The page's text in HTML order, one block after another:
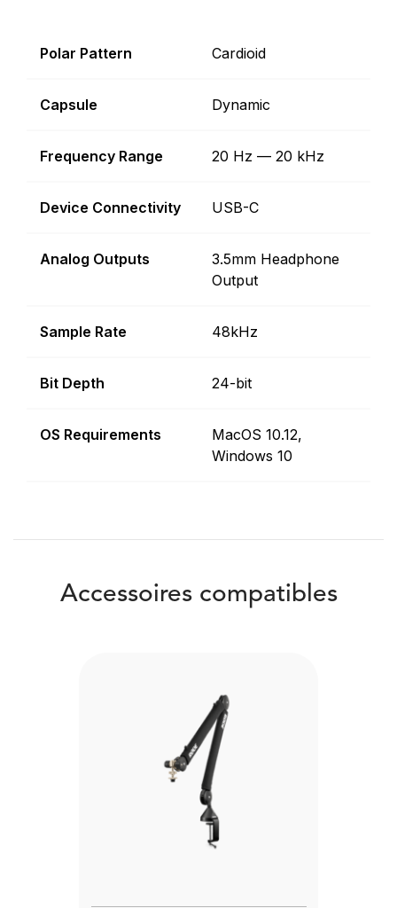
Polar Pattern Cardioid
Capsule Dynamic
Frequency Range 20 Hz — 20 kHz
Device Connectivity USB-C
Analog Outputs
3.5mm Headphone
Output
Sample Rate 48kHz
Bit Depth 24-bit
OS Requirements
MacOS 10.12,
Windows 10
Accessoires compatibles